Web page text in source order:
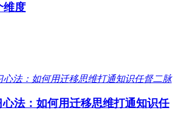
维度
心法：如何用迁移思维打通知识任